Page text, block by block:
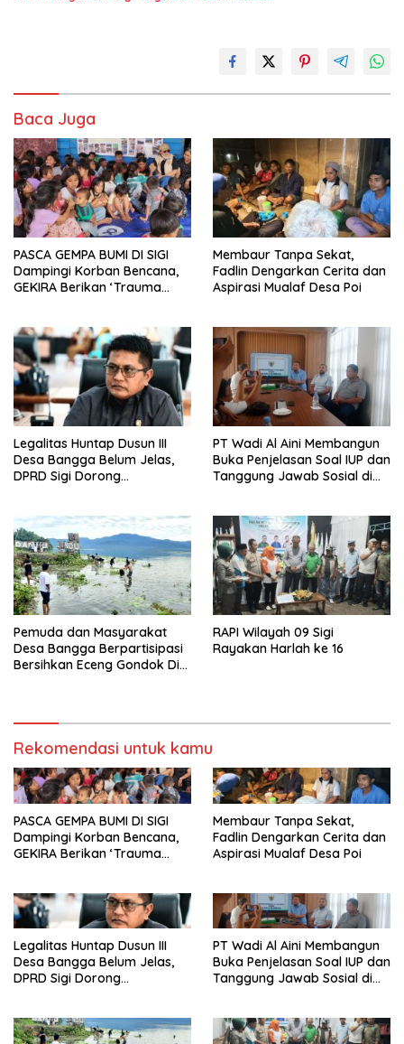
Baca Juga
PASCA GEMPA BUMI DI SIGI
Dampingi Korban Bencana,
GEKIRA Berikan ‘Trauma
Membaur Tanpa Sekat,
Fadlin Dengarkan Cerita dan
Aspirasi Mualaf Desa Poi
Legalitas Huntap Dusun III
Desa Bangga Belum Jelas,
DPRD Sigi Dorong
PT Wadi Al Aini Membangun
Buka Penjelasan Soal IUP dan
Tanggung Jawab Sosial di
Pemuda dan Masyarakat
Desa Bangga Berpartisipasi
Bersihkan Eceng Gondok Di
RAPI Wilayah 09 Sigi
Rayakan Harlah ke 16
Rekomendasi untuk kamu
PASCA GEMPA BUMI DI SIGI
Dampingi Korban Bencana,
GEKIRA Berikan ‘Trauma
Membaur Tanpa Sekat,
Fadlin Dengarkan Cerita dan
Aspirasi Mualaf Desa Poi
Legalitas Huntap Dusun III
Desa Bangga Belum Jelas,
DPRD Sigi Dorong
PT Wadi Al Aini Membangun
Buka Penjelasan Soal IUP dan
Tanggung Jawab Sosial di